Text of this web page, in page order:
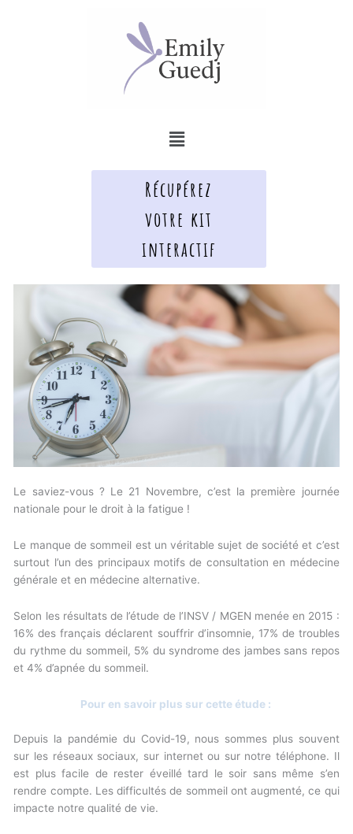
Menu
Récupérez
votre kit
interactif
Le saviez-vous ? Le 21 Novembre, c’est la première journée
nationale pour le droit à la fatigue !
Le manque de sommeil est un véritable sujet de société et c’est
surtout l’un des principaux motifs de consultation en médecine
générale et en médecine alternative.
Selon les résultats de l’étude de l’INSV / MGEN menée en 2015 :
16% des français déclarent souffrir d’insomnie, 17% de troubles
du rythme du sommeil, 5% du syndrome des jambes sans repos
et 4% d’apnée du sommeil.
Pour en savoir plus sur cette étude :
Depuis la pandémie du Covid-19, nous sommes plus souvent
sur les réseaux sociaux, sur internet ou sur notre téléphone. Il
est plus facile de rester éveillé tard le soir sans même s’en
rendre compte. Les difficultés de sommeil ont augmenté, ce qui
impacte notre qualité de vie.